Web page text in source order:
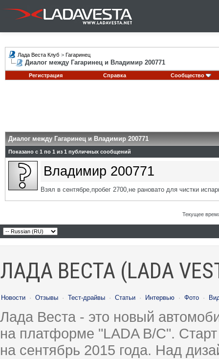
Лада Веста Клуб > Гагаринец
Диалог между Гагаринец и Владимир 200771
Регистрация Справка Сообщество
Диалог между Гагаринец и Владимир 200771
Показано с 1 по 1 из 1 публичных сообщений
Владимир 200771
Взял в сентябре,пробег 2700,не рановато для чистки
Текущее
ЛАДА ВЕСТА (LADA
Новости · Отзывы · Тест-драйвы · Статьи · Интервью · Фото ·
Лада Веста - это новый
на платформе "LADA B/C".
на сентябрь 2015 года. Над